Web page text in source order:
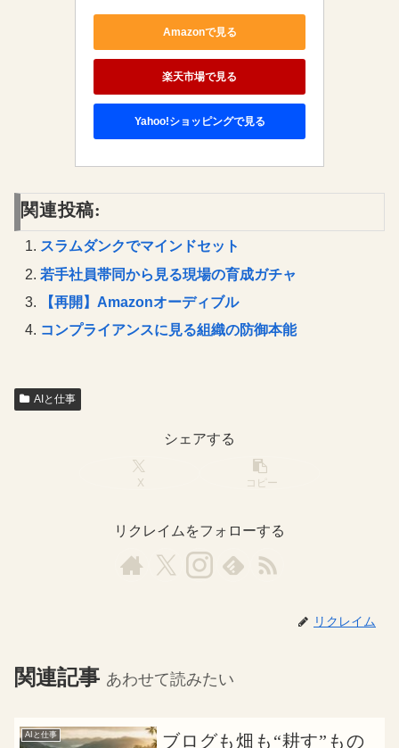
Amazonで見る
楽天市場で見る
Yahoo!ショッピングで見る
関連投稿:
スラムダンクでマインドセット
若手社員帯同から見る現場の育成ガチャ
【再開】Amazonオーディブル
コンプライアンスに見る組織の防御本能
AIと仕事
シェアする
X コピー
リクレイムをフォローする
リクレイム
関連記事 あわせて読みたい
AIと仕事 ブログも畑も“耕す”もの